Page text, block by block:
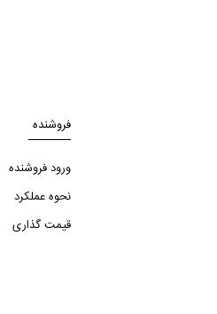
فروشنده
ورود فروشنده
نحوه عملکرد
قیمت گذاری